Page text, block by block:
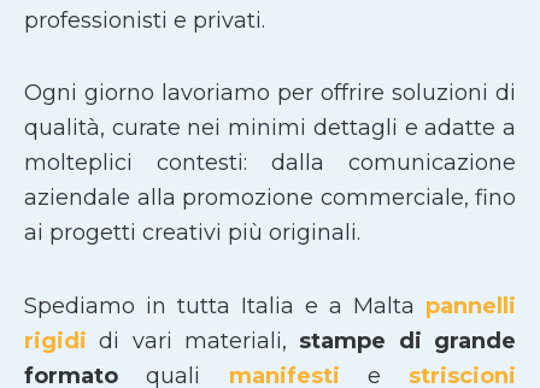
professionisti e privati.
Ogni giorno lavoriamo per offrire soluzioni di
qualità, curate nei minimi dettagli e adatte a
molteplici contesti: dalla comunicazione
aziendale alla promozione commerciale, fino
ai progetti creativi più originali.
Spediamo in tutta Italia e a Malta pannelli
rigididi vari materiali, stampe di grande
formatoquali manifesti e striscioni